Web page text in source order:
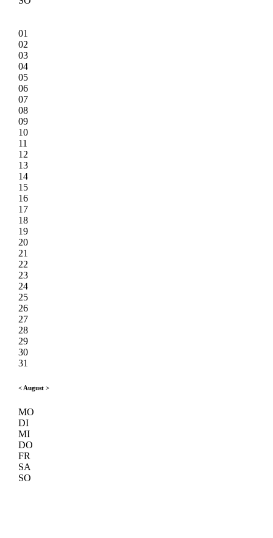
01
02
03
04
05
06
07
08
09
10
11
12
13
14
15
16
17
18
19
20
21
22
23
24
25
26
27
28
29
30
31
< August >
MO
DI
MI
DO
FR
SA
SO